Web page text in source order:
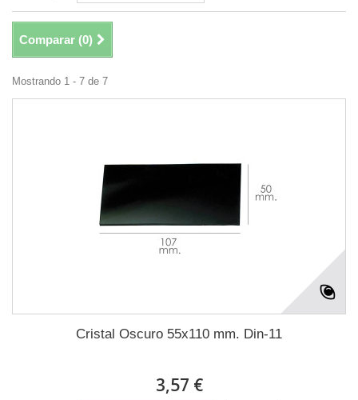
Comparar (0)
Mostrando 1 - 7 de 7
Cristal Oscuro 55x110 mm. Din-11
3,57 €